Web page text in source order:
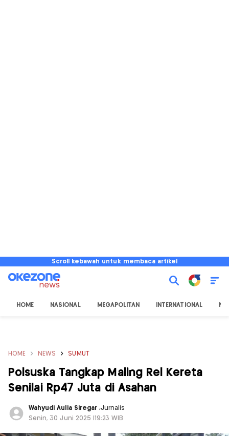
Scroll kebawah untuk membaca artikel
HOME NASIONAL MEGAPOLITAN INTERNATIONAL
HOME NEWS SUMUT
Polsuska Tangkap Maling Rel Kereta
Senilai Rp47 Juta di Asahan
Wahyudi Aulia Siregar,Jurnalis
Senin, 30 Juni 2025 |19:23 WIB